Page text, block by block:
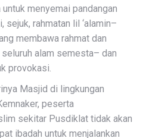
menyemai pandangan
sejuk, rahmatan lil ‘alamin–
membawa rahmat dan
alam semesta– dan
provokasi.
Masjid di lingkungan
peserta
sekitar Pusdiklat tidak akan
ibadah untuk menjalankan